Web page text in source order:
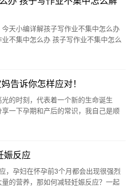
天小编详解孩子写作业不集中怎么办
不集中怎么办 孩子写作业不集中怎么
告诉你怎样应对！
的时刻，代表着一个新的生命诞生
一下孕期和产后的常识，我自己是顺
娠反应
，孕妇在怀孕前3个月都会出现很强烈
的营养，那如何减轻妊娠反应？一起